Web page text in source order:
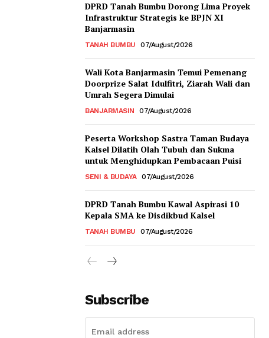
DPRD Tanah Bumbu Dorong Lima Proyek
Infrastruktur Strategis ke BPJN XI
Banjarmasin
TANAH BUMBU 07/August/2026
Wali Kota Banjarmasin Temui Pemenang
Doorprize Salat Idulfitri, Ziarah Wali dan
Umrah Segera Dimulai
BANJARMASIN 07/August/2026
Peserta Workshop Sastra Taman Budaya
Kalsel Dilatih Olah Tubuh dan Sukma
untuk Menghidupkan Pembacaan Puisi
SENI & BUDAYA 07/August/2026
DPRD Tanah Bumbu Kawal Aspirasi 10
Kepala SMA ke Disdikbud Kalsel
TANAH BUMBU 07/August/2026
Subscribe